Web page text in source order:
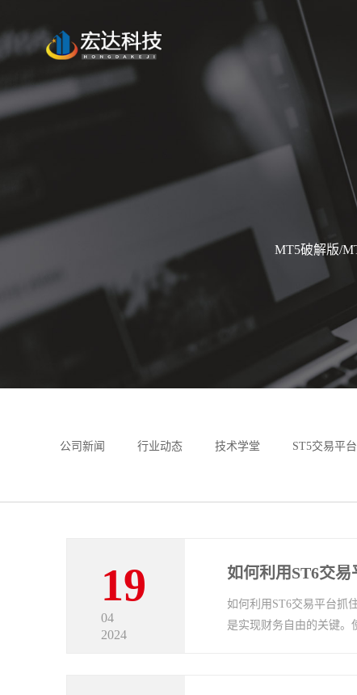
MT5破解版/
公司新闻 行业动态 技术学堂 ST5交易平台
19
04
2024
如何利用ST6交
如何利用ST6交易平台抓
是实现财务自由的关键。